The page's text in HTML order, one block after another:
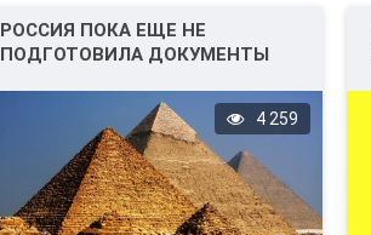
РОССИЯ ПОКА ЕЩЕ НЕ
ПОДГОТОВИЛА ДОКУМЕНТЫ
4 259